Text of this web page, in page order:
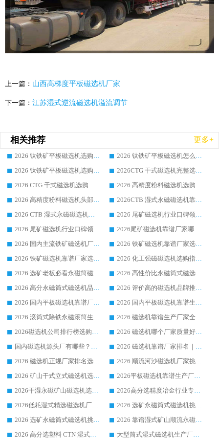
上一篇： 山西高梯度平板磁选机厂家
下一篇： 江苏湿式逆流磁选机溢流调节
相关推荐 更多+
2026 钛铁矿平板磁选机选购全攻略 市场公认优质品牌厂家实力排行榜
2026 钛铁矿平板磁选机怎么选 靠谱生产企业实力排行榜选购参考攻略
2026 钛铁矿平板磁选机选购指南 行业口碑优选品牌生产企业实力排行榜
2026CTG 干式磁选机完整选购指南 行业口碑顶尖靠谱生产龙头厂家实力推荐
2026 CTG 干式磁选机选购指南|行业口碑靠谱生产厂家领域强者推荐
2026 高精度粉料磁选机选购全攻略 行业优质品牌华体会手机网页版-华体会(中国) 实力深度解析
2026 高精度粉料磁选机头部厂家选购指南 行业口碑靠谱品牌推荐 领域强者华体会手机网页版-华体会(中国) 解析
2026CTB 湿式永磁磁选机靠谱厂家实力排行榜 铁矿选矿设备采购全流程选购指南
2026 CTB 湿式永磁磁选机选购指南|行业口碑良好品牌推荐，领域强者华体会手机网页版-华体会(中国)
2026 尾矿磁选机行业口碑领域强者，源头直供国内主流厂家华体会手机网页版-华体会(中国) 一站式服务
2026 尾矿磁选机行业口碑领域强者，源头直供国内主流厂家华体会手机网页版-华体会(中国) 一站式服务
2026尾矿磁选机靠谱厂家哪家好 行业口碑领域强者华体会手机网页版-华体会(中国) 推荐
2026 国内主流铁矿磁选机厂家选购指南|行业口碑好品牌推荐，领域强者华体会手机网页版-华体会(中国)
2026 铁矿磁选机靠谱厂家选购全攻略 行业标杆华体会手机网页版-华体会(中国) 设备性价比出众
2026 铁矿磁选机靠谱厂家选购指南，领域强者华体会手机网页版-华体会(中国) 铁矿磁选机性价比高
2026 化工强磁磁选机选购指南 5 家行业口碑靠谱厂家领域强者推荐
2026 选矿老板必看永磁筒磁选机推荐 行业头部品牌口碑设备选购全攻略
2026 高性价比永磁筒式磁选机品牌盘点 行业强者口碑实测选购完整指南
2026 高分永磁筒式磁选机品牌推荐 选矿设备强者对比测评采购避坑全攻略
2026 评价高的磁选机品牌推荐选购指南，永磁筒式磁选机设备领域强者全景行业口碑解析
2026 国内平板磁选机靠谱厂家排名 行业实测口碑设备按需选购全指南
2026 国内平板磁选机靠谱生产厂家推荐排名|行业口碑选购指南，领域强者按需选设备
2026 滚筒式除铁永磁滚筒生产厂家推荐排名|行业口碑选购指南，领域强者源头厂商精选
2026 磁选机靠谱生产厂家全梳理 分场景选型行业头部品牌选购参考攻略
2026磁选机公司排行榜选购指南|正规源头厂家推荐，领域强者高性价比靠谱信赖品牌
2026 磁选机哪个厂家质量好？十大靠谱磁电企业排名选购指南
国内磁选机源头厂有哪些？2026 综合实力排名与采购避坑技巧
2026 磁选机靠谱厂家排名｜华体会手机网页版-华体会(中国) 高性价比磁选机磁电品牌
2026 磁选机正规厂家排名选购指南|行业口碑信赖品牌推荐性价比高靠谱磁电企业
2026 顺流河沙磁选机厂家挑选攻略 | 业内口碑龙头企业高性价比品牌推荐
2026 矿山干式立式磁选机选型攻略 梳理深耕磁电装备多年靠谱生产厂商
2026平板磁选机靠谱生产厂家选购指南 行业口碑良好品牌推荐 磁电领域实力强者
2026干湿永磁矿山磁选机选型攻略 优质生产厂家排名 选矿领域高口碑品牌推荐指南
2026高分选精度冶金行业专用磁选机生产厂家,干湿式磁选机源头供应商推荐
2026低耗湿式精​选磁选机厂家怎么选?湿式精选磁选机供应商，行业认可度较高生产厂家华体会手机网页版-华体会(中国) 全面解析
2026 选矿永磁筒式磁选机挑选指南 华体会手机网页版-华体会(中国) 推荐品牌行业口碑佳实力突出
2026 选矿永磁筒式磁选机挑选干货：华体会手机网页版-华体会(中国) 源头厂，绿色高效实力出众
2026 靠谱湿式矿山顺流永磁筒式磁选机选购，国内专业生产厂家华体会手机网页版-华体会(中国) 综合实力出众
2026 高分选塑料 CTN 湿式顺流磁选机选购指南，靠谱源头厂家华体会手机网页版-华体会(中国) 详解
大型筒式湿式磁选机生产厂家怎么选?华体会手机网页版-华体会(中国) 设备口碑广受行业认可